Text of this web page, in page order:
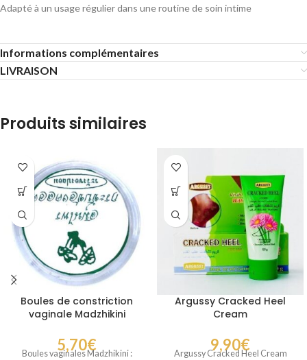
Adapté à un usage régulier dans une routine de soin intime
Informations complémentaires
LIVRAISON
Produits similaires
Boules de constriction
vaginale Madzhikini
5,70€
Boules vaginales Madzhikini :
Argussy Cracked Heel
Cream
9,90€
Argussy Cracked Heel Cream